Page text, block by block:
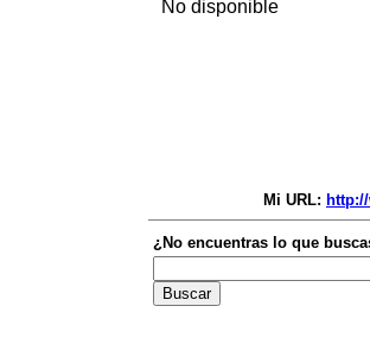
No disponible
Mi URL:
¿No encuentras lo que